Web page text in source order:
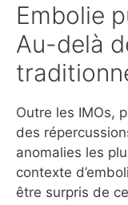
Embolie
Au-delà
Outre les IMOs,
des
anomalies les
contexte
être surpris de